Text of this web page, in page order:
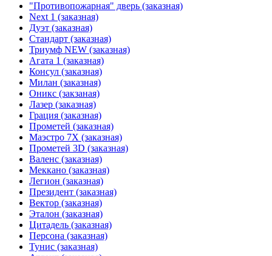
"Противопожарная" дверь (заказная)
Next 1 (заказная)
Дуэт (заказная)
Стандарт (заказная)
Триумф NEW (заказная)
Агата 1 (заказная)
Консул (заказная)
Милан (заказная)
Оникс (закзаная)
Лазер (заказная)
Грация (заказная)
Прометей (заказная)
Маэстро 7Х (заказная)
Прометей 3D (заказная)
Валенс (заказная)
Меккано (заказная)
Легион (заказная)
Президент (заказная)
Вектор (заказная)
Эталон (заказная)
Цитадель (заказная)
Персона (заказная)
Тунис (заказная)